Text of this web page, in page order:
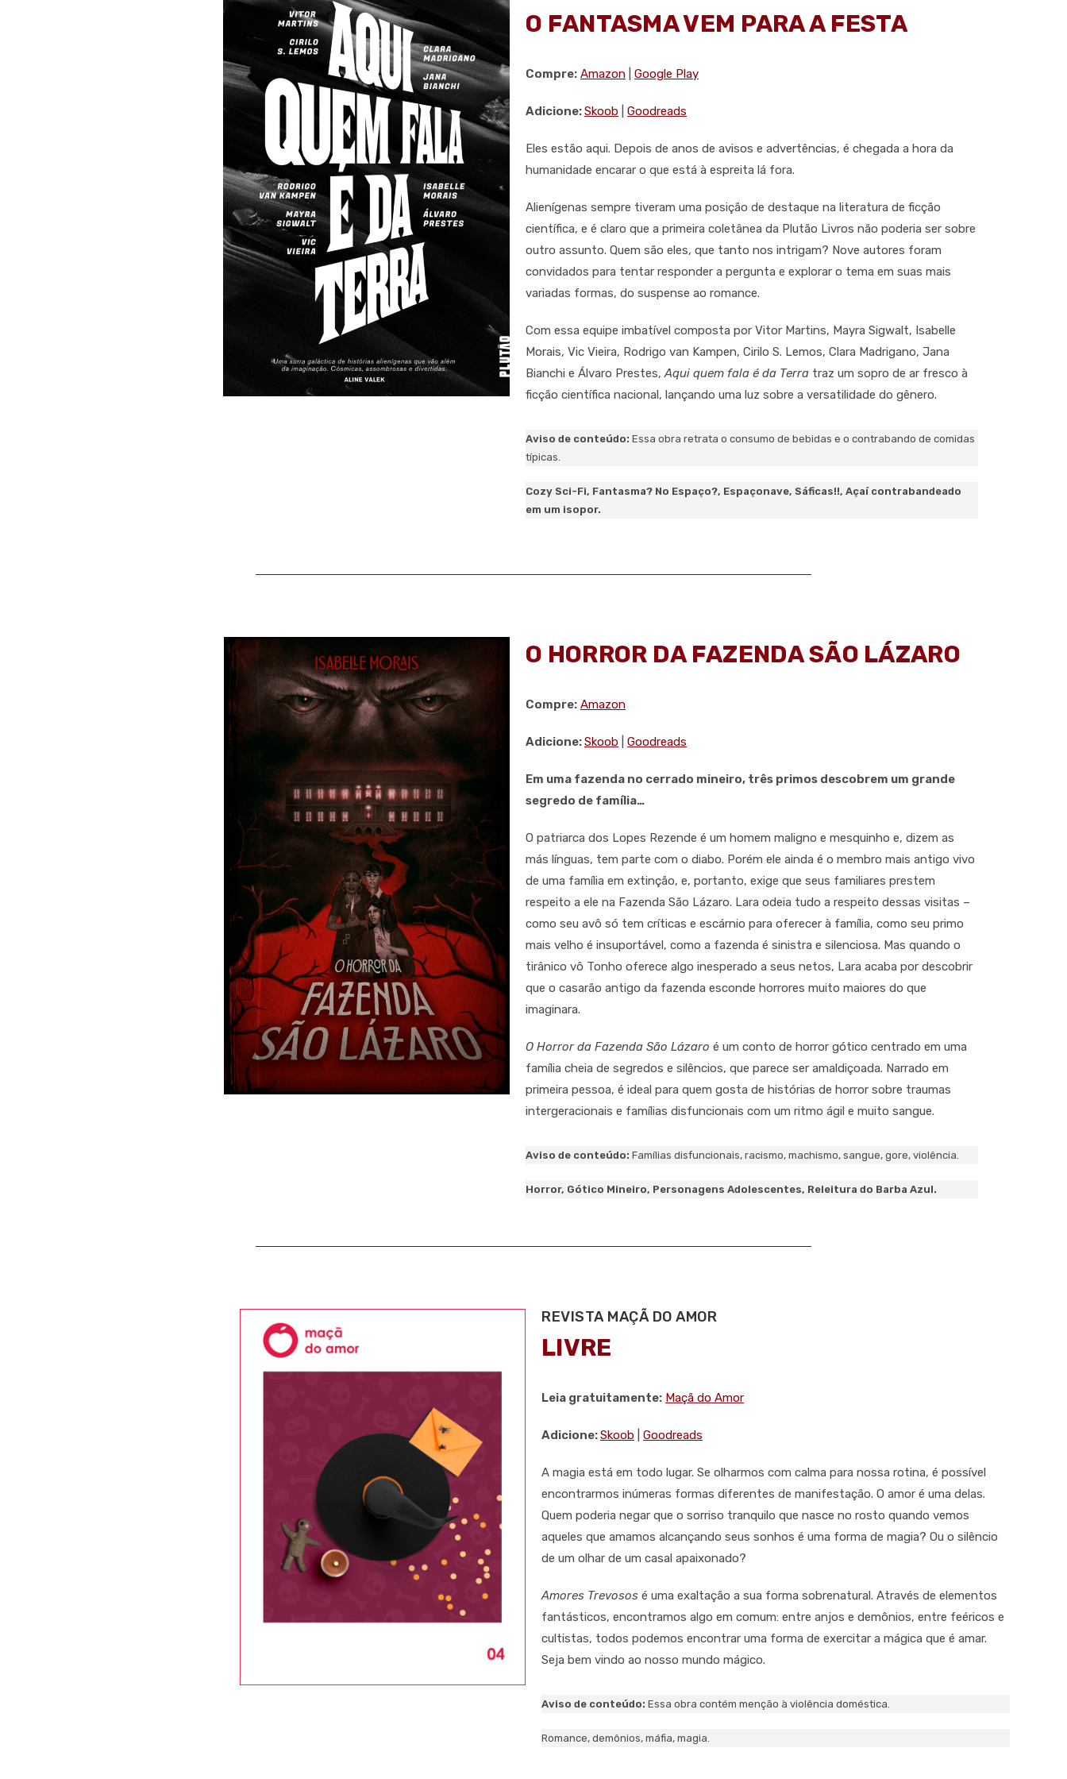
O FANTASMA VEM PARA A FESTA
Compre: Amazon Google Play
Adicione:Skoob Goodreads
Eles estão aqui. Depois de anos de avisos e advertências, é chegada a hora da
humanidade encarar o que está à espreita lá fora.
Alienígenas sempre tiveram uma posição de destaque na literatura de ficção
científica, e é claro que a primeira coletânea da Plutão Livros não poderia ser sobre
outro assunto. Quem são eles, que tanto nos intrigam? Nove autores foram
convidados para tentar responder a pergunta e explorar o tema em suas mais
variadas formas, do suspense ao romance.
Com essa equipe imbatível composta por Vitor Martins, Mayra Sigwalt, Isabelle
Morais, Vic Vieira, Rodrigo van Kampen, Cirilo S. Lemos, Clara Madrigano, Jana
Bianchi e Álvaro Prestes,Aqui quem fala é da Terra traz um sopro de ar fresco à
ficção científica nacional, lançando uma luz sobre a versatilidade do gênero.
Aviso de conteúdo: Essa obra retrata o consumo de bebidas e o contrabando de comidas
típicas.
Cozy Sci-Fi, Fantasma? No Espaço?, Espaçonave, Sáficas!!, Açaí contrabandeado
em um isopor.
O HORROR DA FAZENDA SÃO LÁZARO
Compre: Amazon
Adicione:Skoob Goodreads
Em uma fazenda no cerrado mineiro, três primos descobrem um grande
segredo de família…
O patriarca dos Lopes Rezende é um homem maligno e mesquinho e, dizem as
más línguas, tem parte com o diabo. Porém ele ainda é o membro mais antigo vivo
de uma família em extinção, e, portanto, exige que seus familiares prestem
respeito a ele na Fazenda São Lázaro. Lara odeia tudo a respeito dessas visitas –
como seu avô só tem críticas e escárnio para oferecer à família, como seu primo
mais velho é insuportável, como a fazenda é sinistra e silenciosa. Mas quando o
tirânico vô Tonho oferece algo inesperado a seus netos, Lara acaba por descobrir
que o casarão antigo da fazenda esconde horrores muito maiores do que
imaginara.
O Horror da Fazenda São Lázaro é um conto de horror gótico centrado em uma
família cheia de segredos e silêncios, que parece ser amaldiçoada. Narrado em
primeira pessoa, é ideal para quem gosta de histórias de horror sobre traumas
intergeracionais e famílias disfuncionais com um ritmo ágil e muito sangue.
Aviso de conteúdo: Famílias disfuncionais, racismo, machismo, sangue, gore, violência.
Horror, Gótico Mineiro, Personagens Adolescentes, Releitura do Barba Azul.
REVISTA MAÇÃ DO AMOR
LIVRE
Leia gratuitamente: Maçã do Amor
Adicione:Skoob Goodreads
A magia está em todo lugar. Se olharmos com calma para nossa rotina, é possível
encontrarmos inúmeras formas diferentes de manifestação. O amor é uma delas.
Quem poderia negar que o sorriso tranquilo que nasce no rosto quando vemos
aqueles que amamos alcançando seus sonhos é uma forma de magia? Ou o silêncio
de um olhar de um casal apaixonado?
Amores Trevosos é uma exaltação a sua forma sobrenatural. Através de elementos
fantásticos, encontramos algo em comum: entre anjos e demônios, entre feéricos e
cultistas, todos podemos encontrar uma forma de exercitar a mágica que é amar.
Seja bem vindo ao nosso mundo mágico.
Aviso de conteúdo: Essa obra contém menção à violência doméstica.
Romance, demônios, máfia, magia.